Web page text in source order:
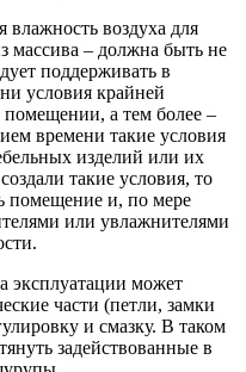
влажность воздуха для
массива – должна быть не
поддерживать в
условия крайней
а тем более –
времени такие условия
изделий или их
такие условия, то
помещение и, по мере
или увлажнителями
эксплуатации может
части (петли, замки
и смазку. В таком
задействованные в